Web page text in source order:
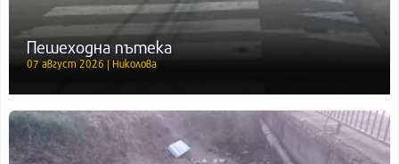
Пешеходна пътека
07 август 2026 | Николова